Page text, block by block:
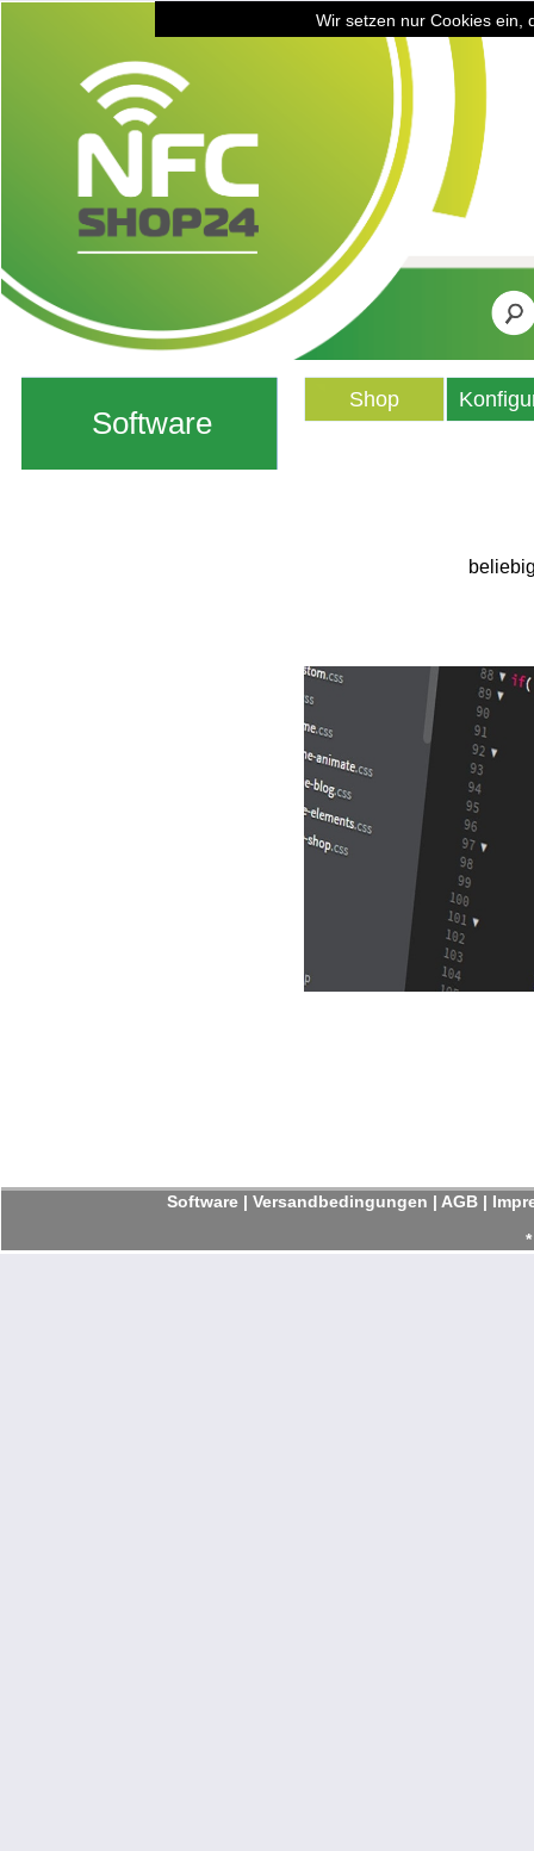
Software
Shop
Software | Versandbedingungen | AGB |
Wir setzen nur Cookies ein,